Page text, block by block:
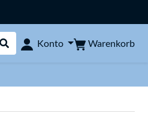
Suche durchführen
Konto Warenkorb